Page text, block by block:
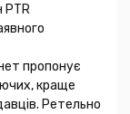
PTR
пропонує
краще
Ретельно